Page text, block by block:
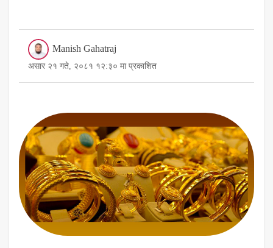
Manish Gahatraj
असार २१ गते, २०८१ १२:३० मा प्रकाशित